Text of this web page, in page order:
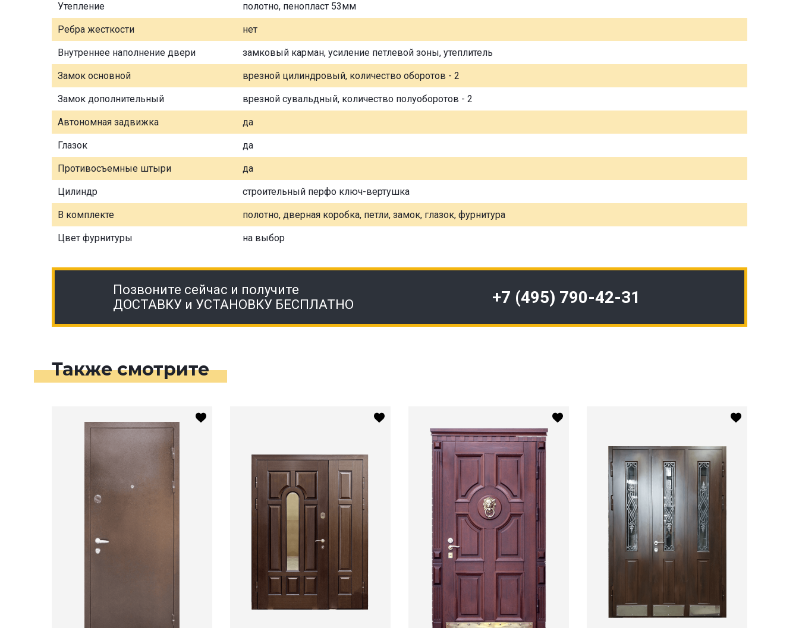
Утепление полотно, пенопласт 53мм
Ребра жесткости нет
Внутреннее наполнение двери замковый карман, усиление петлевой зоны, утеплитель
Замок основной врезной цилиндровый, количество оборотов - 2
Замок дополнительный врезной сувальдный, количество полуоборотов - 2
Автономная задвижка да
Глазок да
Противосъемные штыри да
Цилиндр строительный перфо ключ-вертушка
В комплекте полотно, дверная коробка, петли, замок, глазок, фурнитура
Цвет фурнитуры на выбор
Позвоните сейчас и получите
ДОСТАВКУ и УСТАНОВКУ БЕСПЛАТНО
+7 (495) 790-42-31
Также смотрите